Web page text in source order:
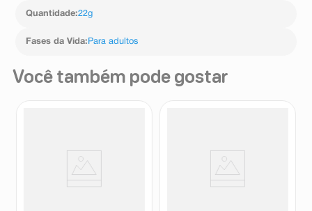
Quantidade:22g
Fases da Vida: Para adultos
Você também pode gostar